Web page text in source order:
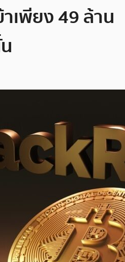
เพียง 49 ล้าน